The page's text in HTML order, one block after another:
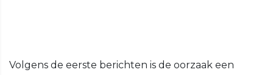
Volgens de eerste berichten is de oorzaak een